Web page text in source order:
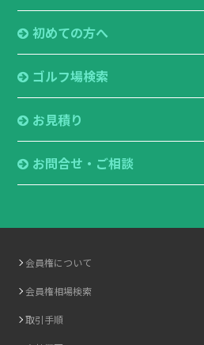
初めての方へ
ゴルフ場検索
お見積り
お問合せ・ご相談
会員権について
会員権相場検索
取引手順